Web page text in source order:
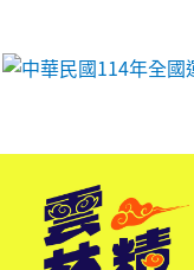
跳到主要內容